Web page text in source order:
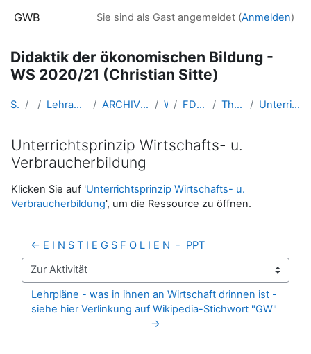
GWB Sie sind als Gast angemeldet (Anmelden)
Didaktik der ökonomischen Bildung -
WS 2020/21 (Christian Sitte)
Startseite Kurse Lehramtsausbildung GW im Cluster Österreich Mitte ARCHIV - Lehrveranstaltungen am Standort Linz - seit 2016 WS_2020/21 FDoekonomie_Linz_Sitte_2020ws Thema 1 ..... am 2. Oktober 2020 Unterrichtsprinzip Wirtschafts- u. Verbraucherbildung
Unterrichtsprinzip Wirtschafts- u.
Verbraucherbildung
Abschlussbedingungen
Klicken Sie auf 'Unterrichtsprinzip Wirtschafts- u.
Verbraucherbildung', um die Ressource zu öffnen.
← E I N S T I E G S F O L I E N  -  PPT
Zur Aktivität
Lehrpläne - was in ihnen an Wirtschaft drinnen ist -
siehe hier Verlinkung auf Wikipedia-Stichwort "GW"
→